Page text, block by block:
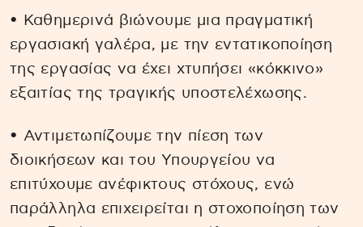
• Καθημερινά βιώνουμε μια πραγματική
εργασιακή γαλέρα, με την εντατικοποίηση
της εργασίας να έχει χτυπήσει «κόκκινο»
εξαιτίας της τραγικής υποστελέχωσης.
• Αντιμετωπίζουμε την πίεση των
διοικήσεων και του Υπουργείου να
επιτύχουμε ανέφικτους στόχους, ενώ
παράλληλα επιχειρείται η στοχοποίηση των